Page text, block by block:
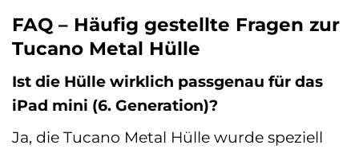
FAQ – Häufig gestellte Fragen zur
Tucano Metal Hülle
Ist die Hülle wirklich passgenau für das
iPad mini (6. Generation)?
Ja, die Tucano Metal Hülle wurde speziell